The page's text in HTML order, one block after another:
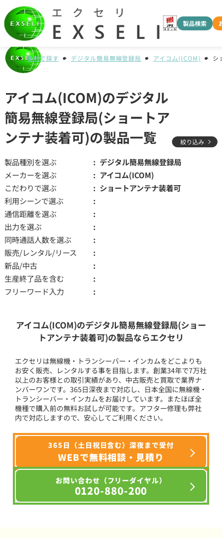
製品検索
種別で探す デジタル簡易無線登録局 アイコム(ICOM) シ
アイコム(ICOM)のデジタル
簡易無線登録局(ショートア
ンテナ装着可)の製品一覧
絞り込み
製品種別を選ぶ
デジタル簡易無線登録局
メーカーを選ぶ
アイコム(ICOM)
こだわりで選ぶ
ショートアンテナ装着可
利用シーンで選ぶ
通信距離を選ぶ
出力を選ぶ
同時通話人数を選ぶ
販売/レンタル/リース
新品/中古
生産終了品を含む
フリーワード入力
アイコム(ICOM)のデジタル簡易無線登録局(ショー
トアンテナ装着可)の製品ならエクセリ
エクセリは無線機・トランシーバー・インカムをどこよりも
お安く販売、レンタルする事を目指します。創業34年で7万社
以上のお客様との取引実績があり、中古販売と買取で業界ナ
ンバーワンです。365日深夜まで対応し、日本全国に無線機・
トランシーバー・インカムをお届けしています。またほぼ全
機種で購入前の無料お試しが可能です。アフター修理も弊社
内で対応しますので、安心してご利用ください。
365日（土日祝日含む）深夜まで受付
WEBで無料相談・見積り
お問い合わせ（フリーダイヤル）
0120-880-200